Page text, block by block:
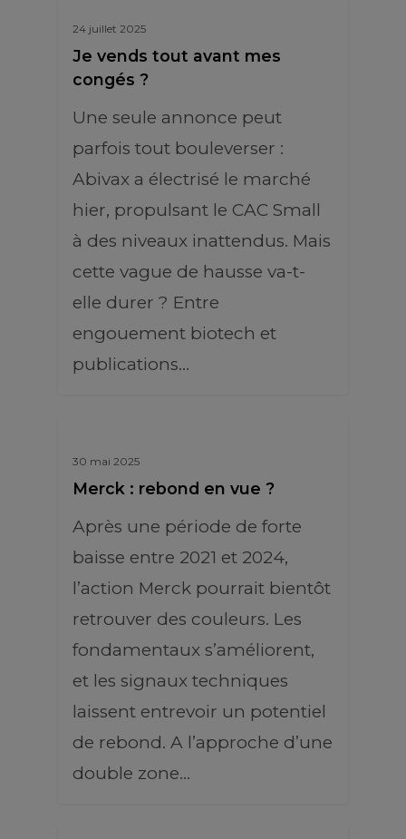
24 juillet 2025
Je vends tout avant mes
congés ?
Une seule annonce peut
parfois tout bouleverser :
Abivax a électrisé le marché
hier, propulsant le CAC Small
à des niveaux inattendus. Mais
cette vague de hausse va-t-
elle durer ? Entre
engouement biotech et
publications…
30 mai 2025
Merck : rebond en vue ?
Après une période de forte
baisse entre 2021 et 2024,
l’action Merck pourrait bientôt
retrouver des couleurs. Les
fondamentaux s’améliorent,
et les signaux techniques
laissent entrevoir un potentiel
de rebond. A l’approche d’une
double zone…